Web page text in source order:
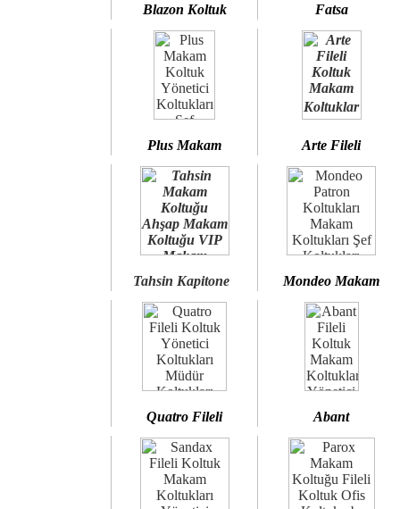
Blazon Koltuk Fatsa
Plus Makam Arte Fileli
Tahsin Kapitone Mondeo Makam
Quatro Fileli Abant